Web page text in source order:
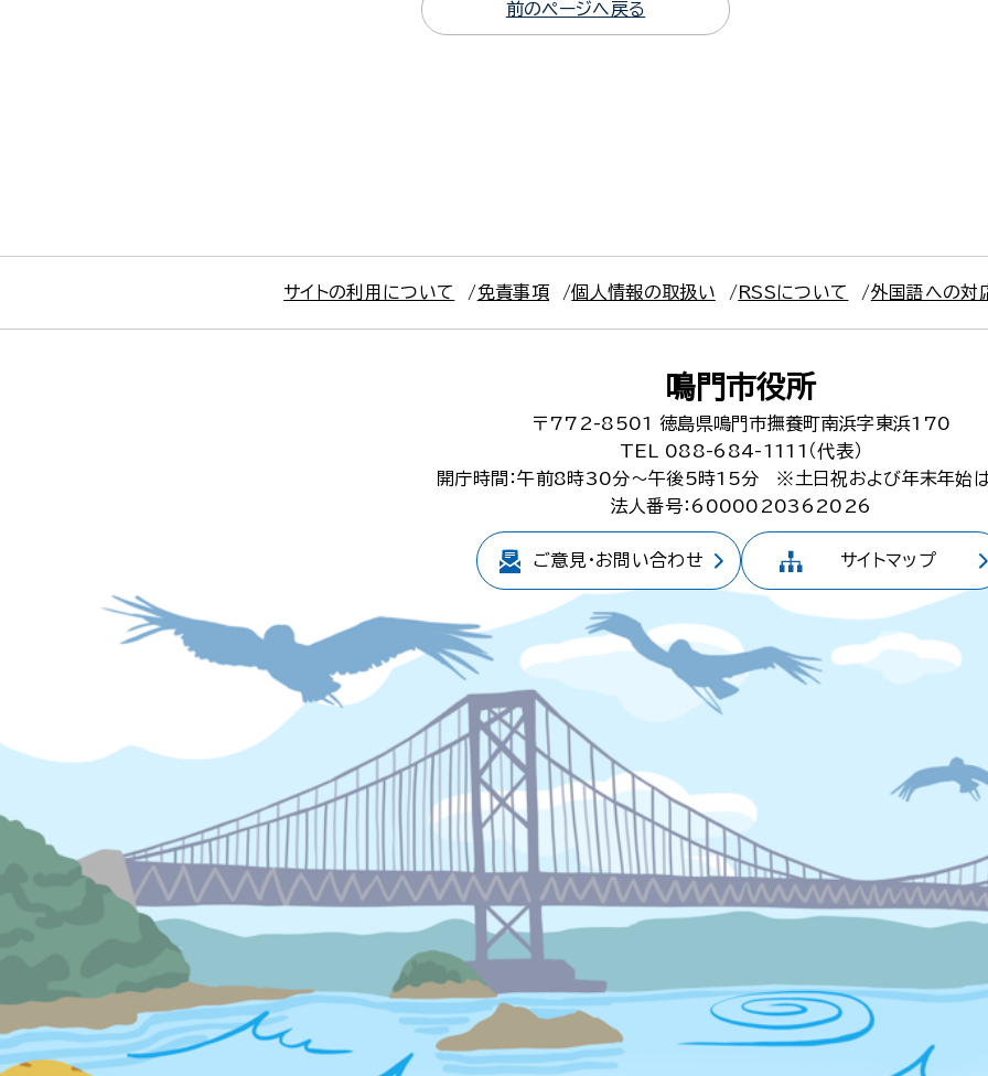
前のページへ戻る
サイトの利用について 免責事項 個人情報の取扱い RSSについて 外国語への対
鳴門市役所
〒772-8501
徳島県鳴門市撫養町南浜字東浜170
TEL 088-684-1111（代表）
開庁時間：午前8時30分～午後5時15分
※土日祝および年末年始
法人番号：6000020362026
ご意見・お問い合わせ サイトマップ